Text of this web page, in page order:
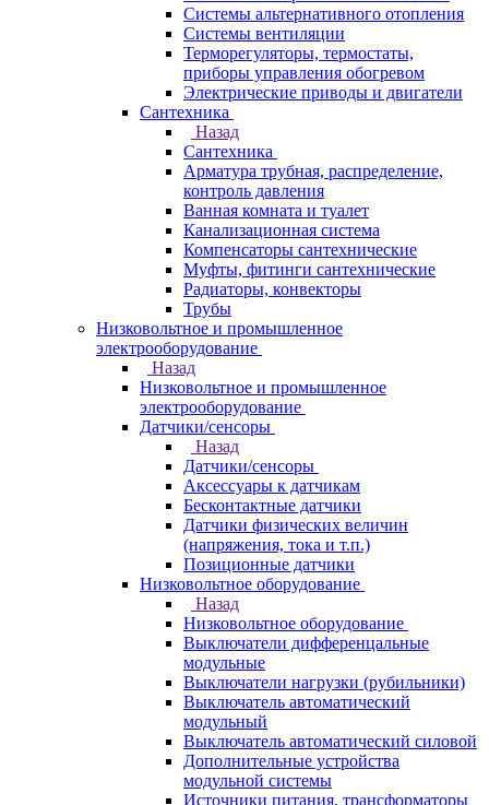
Системы альтернативного отопления
Системы вентиляции
Терморегуляторы, термостаты,
приборы управления обогревом
Электрические приводы и двигатели
Сантехника
Назад
Сантехника
Арматура трубная, распределение,
контроль давления
Ванная комната и туалет
Канализационная система
Компенсаторы сантехнические
Муфты, фитинги сантехнические
Радиаторы, конвекторы
Трубы
Низковольтное и промышленное
электрооборудование
Назад
Низковольтное и промышленное
электрооборудование
Датчики/сенсоры
Назад
Датчики/сенсоры
Аксессуары к датчикам
Бесконтактные датчики
Датчики физических величин
(напряжения, тока и т.п.)
Позиционные датчики
Низковольтное оборудование
Назад
Низковольтное оборудование
Выключатели дифференцальные
модульные
Выключатели нагрузки (рубильники)
Выключатель автоматический
модульный
Выключатель автоматический силовой
Дополнительные устройства
модульной системы
Источники питания, трансформаторы